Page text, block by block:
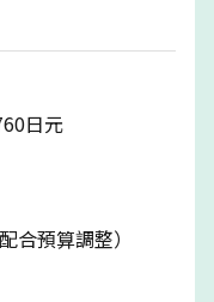
日元
合預算調整）